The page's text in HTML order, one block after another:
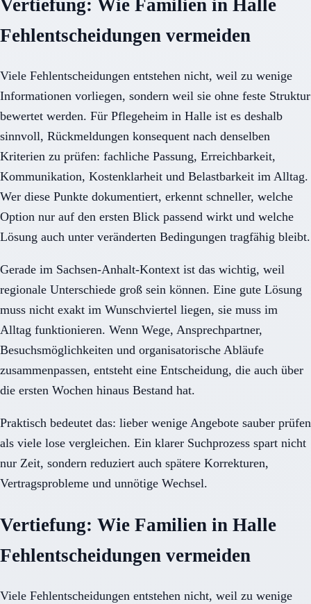
Vertiefung: Wie Familien in Halle
Fehlentscheidungen vermeiden
Viele Fehlentscheidungen entstehen nicht, weil zu wenige
Informationen vorliegen, sondern weil sie ohne feste Struktur
bewertet werden. Für Pflegeheim in Halle ist es deshalb
sinnvoll, Rückmeldungen konsequent nach denselben
Kriterien zu prüfen: fachliche Passung, Erreichbarkeit,
Kommunikation, Kostenklarheit und Belastbarkeit im Alltag.
Wer diese Punkte dokumentiert, erkennt schneller, welche
Option nur auf den ersten Blick passend wirkt und welche
Lösung auch unter veränderten Bedingungen tragfähig bleibt.
Gerade im Sachsen-Anhalt-Kontext ist das wichtig, weil
regionale Unterschiede groß sein können. Eine gute Lösung
muss nicht exakt im Wunschviertel liegen, sie muss im
Alltag funktionieren. Wenn Wege, Ansprechpartner,
Besuchsmöglichkeiten und organisatorische Abläufe
zusammenpassen, entsteht eine Entscheidung, die auch über
die ersten Wochen hinaus Bestand hat.
Praktisch bedeutet das: lieber wenige Angebote sauber prüfen
als viele lose vergleichen. Ein klarer Suchprozess spart nicht
nur Zeit, sondern reduziert auch spätere Korrekturen,
Vertragsprobleme und unnötige Wechsel.
Vertiefung: Wie Familien in Halle
Fehlentscheidungen vermeiden
Viele Fehlentscheidungen entstehen nicht, weil zu wenige